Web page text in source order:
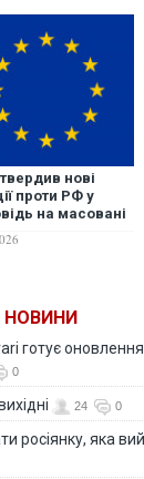
нові
проти РФ у
на масовані
НОВИНИ
готує
0
24 0
росіянку, яка